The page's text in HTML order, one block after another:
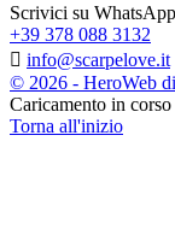
Scrivici su
+39 378 088 3132
 info@scarpelove.it
© 2026 - HeroWeb
Caricamento in corso
Torna all'inizio